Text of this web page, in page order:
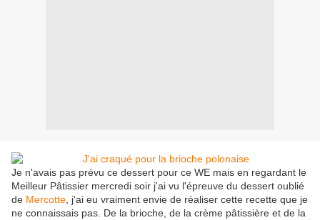
Je n'avais pas prévu ce dessert pour ce WE mais en regardant le
Meilleur Pâtissier mercredi soir j'ai vu l'épreuve du dessert oublié
de Mercotte , j'ai eu vraiment envie de réaliser cette recette que je
ne connaissais pas. De la brioche, de la crème pâtissière et de la